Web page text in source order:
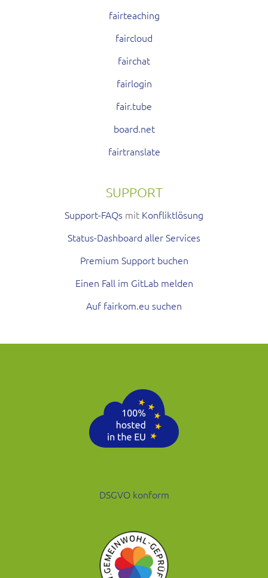
fairteaching
faircloud
fairchat
fairlogin
fair.tube
board.net
fairtranslate
SUPPORT
Support-FAQs mit Konfliktlösung
Status-Dashboard aller Services
Premium Support buchen
Einen Fall im GitLab melden
Auf fairkom.eu suchen
DSGVO konform